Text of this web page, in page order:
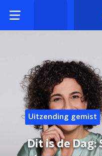
Uitzending gemist
Dit is de Dag: